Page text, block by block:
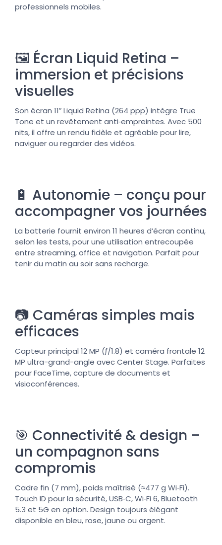
professionnels mobiles.
🖼️ Écran Liquid Retina –
immersion et précisions
visuelles
Son écran 11″ Liquid Retina (264 ppp) intègre True
Tone et un revêtement anti‑empreintes. Avec 500
nits, il offre un rendu fidèle et agréable pour lire,
naviguer ou regarder des vidéos.
🔋 Autonomie – conçu pour
accompagner vos journées
La batterie fournit environ 11 heures d’écran continu,
selon les tests, pour une utilisation entrecoupée
entre streaming, office et navigation. Parfait pour
tenir du matin au soir sans recharge.
📷 Caméras simples mais
efficaces
Capteur principal 12 MP (ƒ/1.8) et caméra frontale 12
MP ultra-grand-angle avec Center Stage. Parfaites
pour FaceTime, capture de documents et
visioconférences.
🎯 Connectivité & design –
un compagnon sans
compromis
Cadre fin (7 mm), poids maîtrisé (≈477 g Wi‑Fi).
Touch ID pour la sécurité, USB‑C, Wi‑Fi 6, Bluetooth
5.3 et 5G en option. Design toujours élégant
disponible en bleu, rose, jaune ou argent.